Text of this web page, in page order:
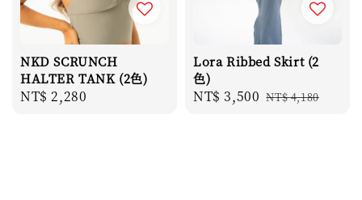
NKD SCRUNCH
HALTER TANK (2色)
Regular
NT$ 2,280
Lora Ribbed Skirt (2
色)
Sale
NT$ 3,500 Regular
NT$ 4,180